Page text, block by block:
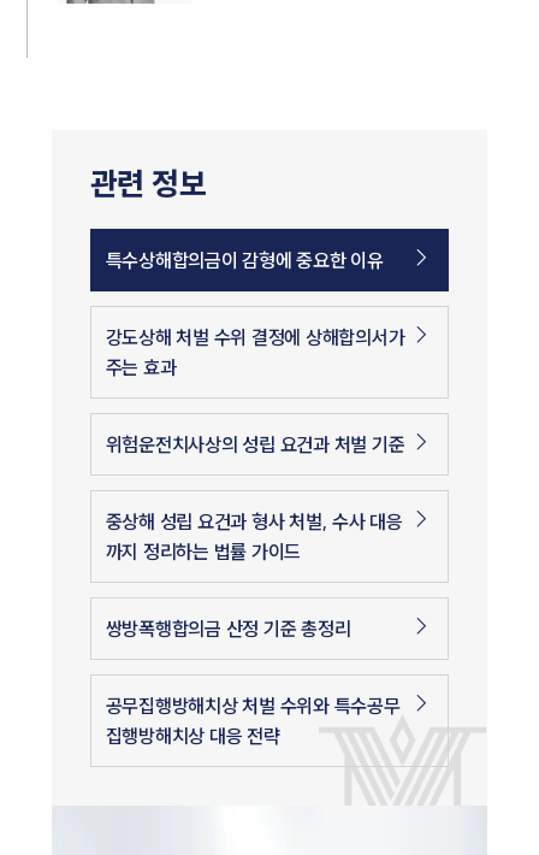
관련 정보
특수상해합의금이 감형에 중요한 이유
강도상해 처벌 수위 결정에 상해합의서가
주는 효과
위험운전치사상의 성립 요건과 처벌 기준
중상해 성립 요건과 형사 처벌, 수사 대응
까지 정리하는 법률 가이드
쌍방폭행합의금 산정 기준 총정리
공무집행방해치상 처벌 수위와 특수공무
집행방해치상 대응 전략